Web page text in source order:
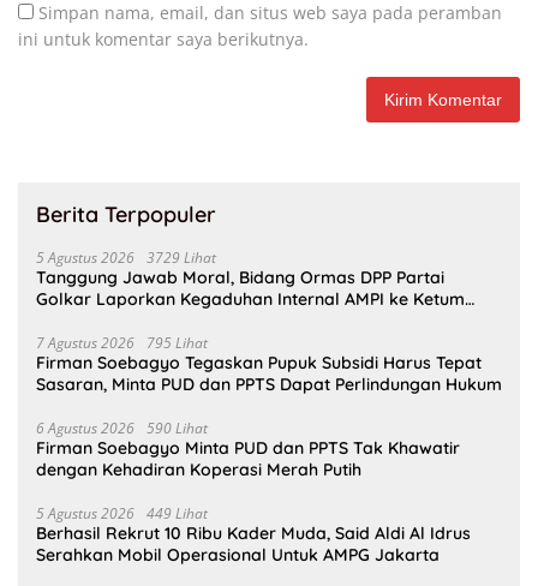
Simpan nama, email, dan situs web saya pada peramban
ini untuk komentar saya berikutnya.
Berita Terpopuler
5 Agustus 2026 3729 Lihat
Tanggung Jawab Moral, Bidang Ormas DPP Partai
Golkar Laporkan Kegaduhan Internal AMPI ke Ketum
7 Agustus 2026 795 Lihat
Firman Soebagyo Tegaskan Pupuk Subsidi Harus Tepat
Sasaran, Minta PUD dan PPTS Dapat Perlindungan Hukum
6 Agustus 2026 590 Lihat
Firman Soebagyo Minta PUD dan PPTS Tak Khawatir
dengan Kehadiran Koperasi Merah Putih
5 Agustus 2026 449 Lihat
Berhasil Rekrut 10 Ribu Kader Muda, Said Aldi Al Idrus
Serahkan Mobil Operasional Untuk AMPG Jakarta